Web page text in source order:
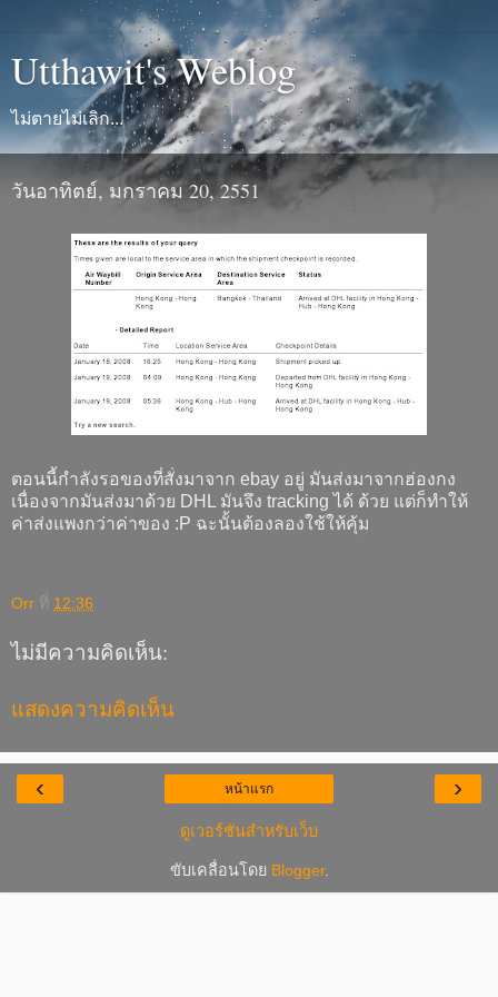
Utthawit's Weblog
ไม่ตายไม่เลิก...
วันอาทิตย์, มกราคม 20, 2551
ตอนนี้กำลังรอของที่สั่งมาจาก ebay อยู่ มันส่งมาจากฮ่องกง
เนื่องจากมันส่งมาด้วย DHL มันจึง tracking ได้ ด้วย แต่ก็ทำให้
ค่าส่งแพงกว่าค่าของ :P ฉะนั้นต้องลองใช้ให้คุ้ม
Orr ที่ 12:36
ไม่มีความคิดเห็น:
แสดงความคิดเห็น
‹ ›
หน้าแรก
ดูเวอร์ชันสำหรับเว็บ
ขับเคลื่อนโดย Blogger.